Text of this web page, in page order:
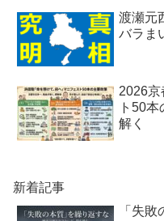
渡瀬元
バラま
2026京
ト50
解く
新着記事
「失